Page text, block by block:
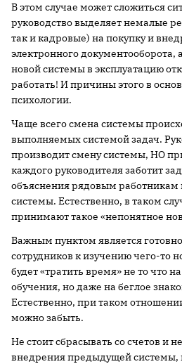
В этом случае может сложиться
руководство выделяет немалые
так и кадровые) на покупку и
электронного документооборота,
новой системы в эксплуатацию
работать! И причины этого в
психологии.
Чаще всего смена системы
выполняемых системой задач.
производит смену системы, НО
каждого руководителя заботит
объяснения рядовым
системы. Естественно, в таком
принимают такое «непонятное
Важным пунктом является
сотрудников к изучению чего-то
будет «тратить время» не то что
обучения, но даже на беглое
Естественно, при таком
можно забыть.
Не стоит сбрасывать со счетов и
внедрения предыдущей системы,